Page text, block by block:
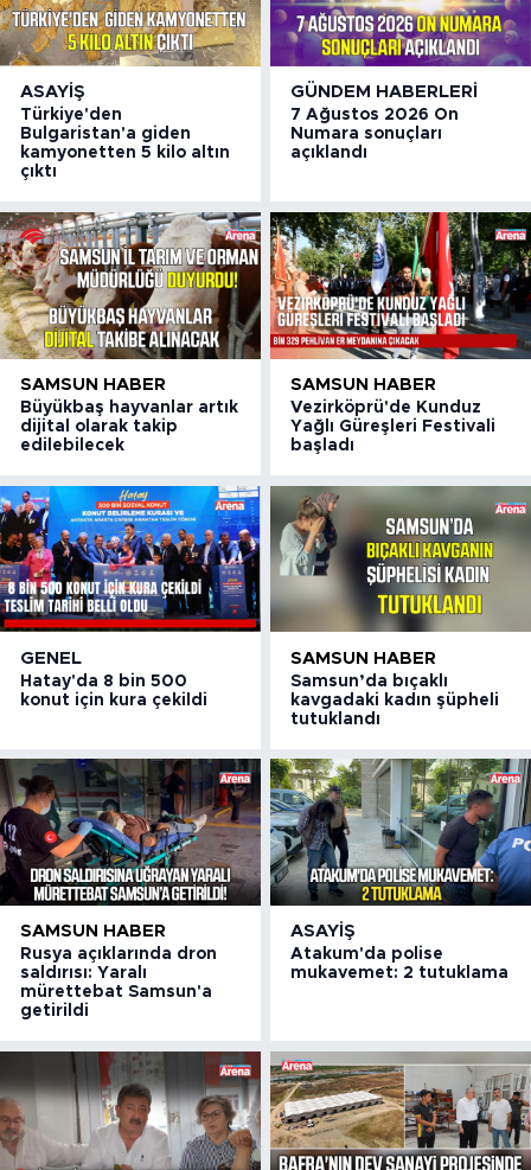
ASAYIŞ
Türkiye'den
Bulgaristan'a giden
kamyonetten 5 kilo altın
çıktı
GÜNDEM HABERLERI
7 Ağustos 2026 On
Numara sonuçları
açıklandı
SAMSUN HABER
Büyükbaş hayvanlar artık
dijital olarak takip
edilebilecek
SAMSUN HABER
Vezirköprü'de Kunduz
Yağlı Güreşleri Festivali
başladı
GENEL
Hatay'da 8 bin 500
konut için kura çekildi
SAMSUN HABER
Samsun’da bıçaklı
kavgadaki kadın şüpheli
tutuklandı
SAMSUN HABER
Rusya açıklarında dron
saldırısı: Yaralı
mürettebat Samsun'a
getirildi
ASAYIŞ
Atakum'da polise
mukavemet: 2 tutuklama